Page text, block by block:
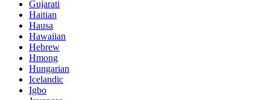
Gujarati
Haitian
Hausa
Hawaiian
Hebrew
Hmong
Hungarian
Icelandic
Igbo